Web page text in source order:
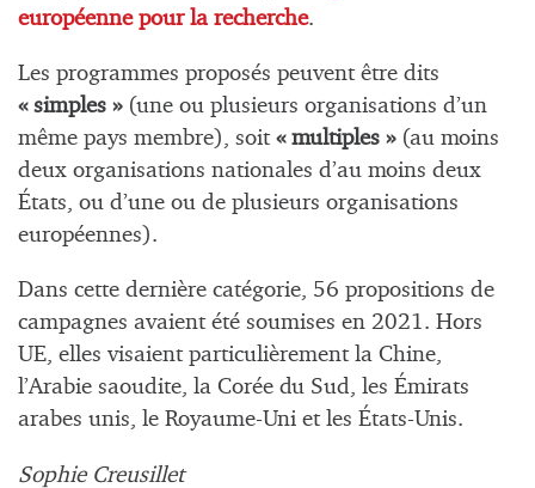
européenne pour la recherche.
Les programmes proposés peuvent être dits
« simples »(une ou plusieurs organisations d’un
même pays membre), soit « multiples »(au moins
deux organisations nationales d’au moins deux
États, ou d’une ou de plusieurs organisations
européennes).
Dans cette dernière catégorie, 56 propositions de
campagnes avaient été soumises en 2021. Hors
UE, elles visaient particulièrement la Chine,
l’Arabie saoudite, la Corée du Sud, les Émirats
arabes unis, le Royaume-Uni et les États-Unis.
Sophie Creusillet